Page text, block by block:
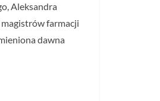
Aleksandra
magistrów farmacji
dawna